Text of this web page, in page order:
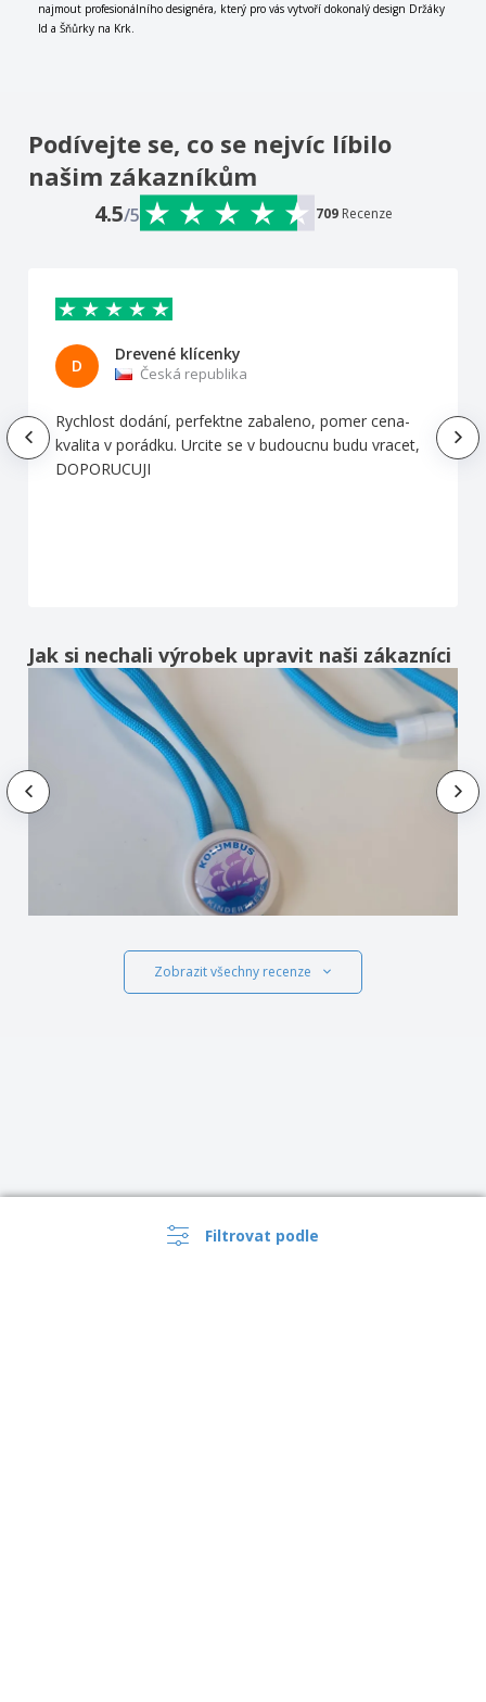
Filtrovat podle
najmout profesionálního designéra, který pro vás vytvoří dokonalý design Držáky
Id a Šňůrky na Krk.
Podívejte se, co se nejvíc líbilo
našim zákazníkům
4.5/5 709 Recenze
D
Drevené klícenky
Česká republika
Rychlost dodání, perfektne zabaleno, pomer cena-
kvalita v porádku. Urcite se v budoucnu budu vracet,
DOPORUCUJI
Jak si nechali výrobek upravit naši zákazníci
Zobrazit všechny recenze